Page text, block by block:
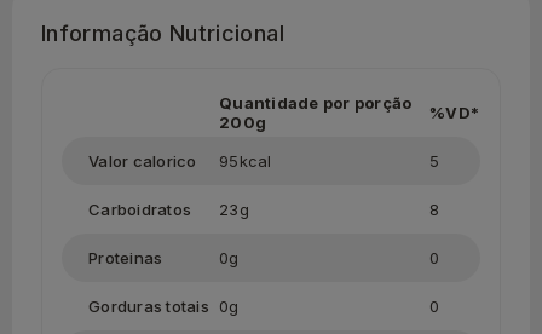
Informação Nutricional
Quantidade por porção
200g
%VD*
Valor calorico 95kcal 5
Carboidratos 23g 8
Proteinas 0g 0
Gorduras totais 0g
0